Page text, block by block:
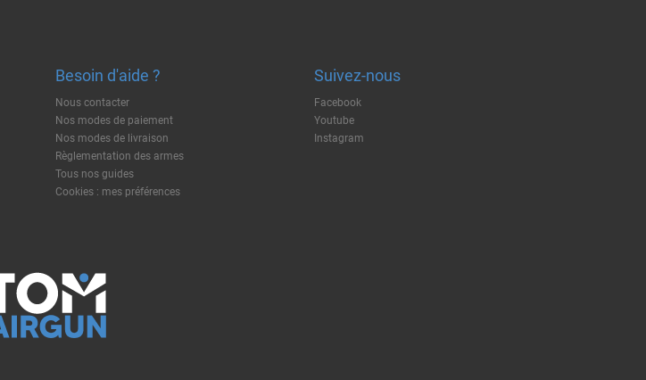
Besoin d'aide ?
Nous contacter
Nos modes de paiement
Nos modes de livraison
Règlementation des armes
Tous nos guides
Cookies : mes préférences
Suivez-nous
Facebook
Youtube
Instagram